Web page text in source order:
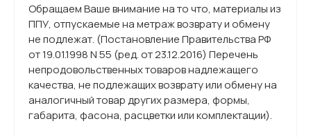
Обращаем Ваше внимание на то что, материалы из
ППУ, отпускаемые на метраж возврату и обмену
не подлежат. (Постановление Правительства РФ
от 19.01.1998 N 55 (ред. от 23.12.2016) Перечень
непродовольственных товаров надлежащего
качества, не подлежащих возврату или обмену на
аналогичный товар других размера, формы,
габарита, фасона, расцветки или комплектации).